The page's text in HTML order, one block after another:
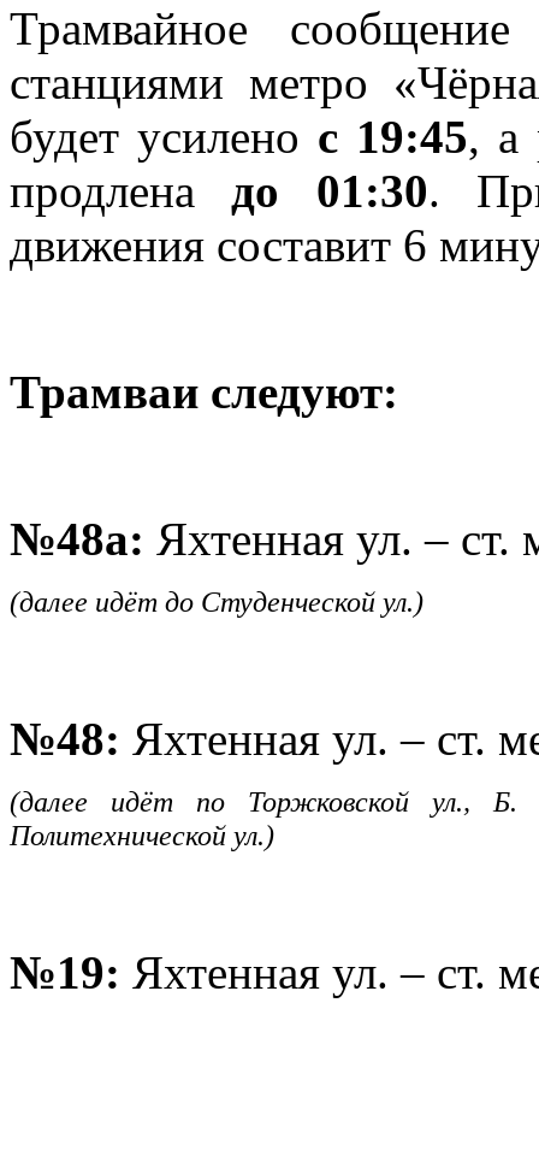
Трамвайное
станциями метро
будет усилено с 19:45, а
продленадо 01:30.
движения составит 6
Трамваи следуют:
№48а: Яхтенная ул. – ст.
(далее идёт до Студенческой ул.)
№48: Яхтенная ул. – ст.
(далее идёт по Торжковской ул., Б.
Политехнической ул.)
№19: Яхтенная ул. – ст.